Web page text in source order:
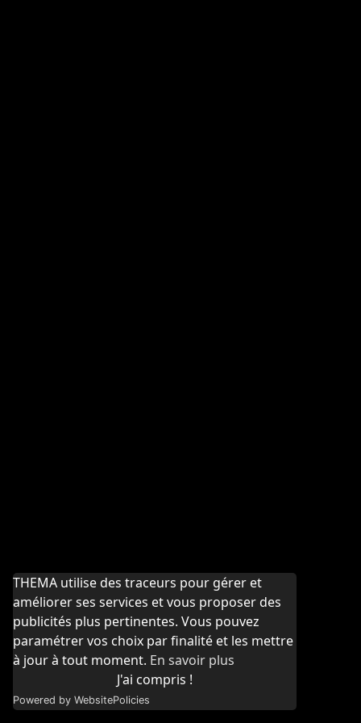
THEMA utilise des traceurs pour gérer et
améliorer ses services et vous proposer des
publicités plus pertinentes. Vous pouvez
paramétrer vos choix par finalité et les mettre
à jour à tout moment. En savoir plus
J'ai compris !
Powered by WebsitePolicies